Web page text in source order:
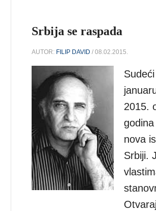
Srbija se raspada
AUTOR: FILIP DAVID / 08.02.2015.
2015.
nova
Srbiji.